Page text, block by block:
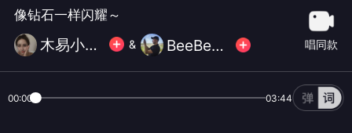
像钻石一样闪耀～
木易小优👑 & BeeBeeee 唱同款
00:00 03:44